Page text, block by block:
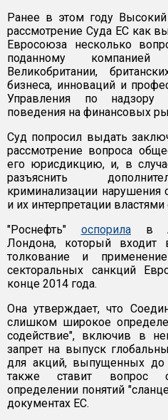
Ранее в этом году
рассмотрение Суда ЕС как
Евросоюза несколько
поданному компанией
Великобритании,
бизнеса, инноваций и
Управления по
поведения на финансовых
Суд попросил выдать
рассмотрение вопроса
его юрисдикцию, и, в
разъяснить
криминализации нарушения
и их интерпретации властями
"Роснефть" оспорилав
Лондона, который входит
толкование и
секторальных санкций
конце 2014 года.
Она утверждает, что
слишком широкое
содействие", включив в
запрет на выпуск
для акций, выпущенных до
также ставит вопрос
определении понятий
документах ЕС.